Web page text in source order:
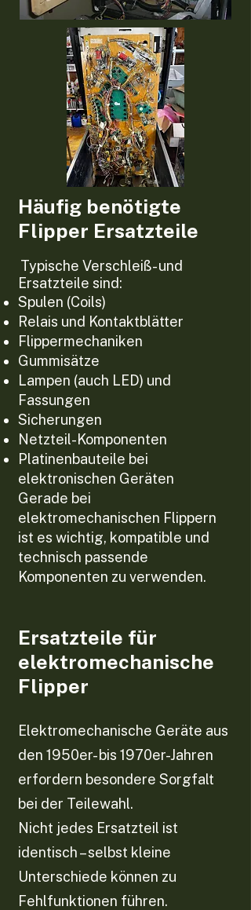
Häufig benötigte
Flipper Ersatzteile
Typische Verschleiß- und
Ersatzteile sind:
Spulen (Coils)
Relais und Kontaktblätter
Flippermechaniken
Gummisätze
Lampen (auch LED) und
Fassungen
Sicherungen
Netzteil-Komponenten
Platinenbauteile bei
elektronischen Geräten
Gerade bei
elektromechanischen Flippern
ist es wichtig, kompatible und
technisch passende
Komponenten zu verwenden.
Ersatzteile für
elektromechanische
Flipper
Elektromechanische Geräte aus
den 1950er- bis 1970er-Jahren
erfordern besondere Sorgfalt
bei der Teilewahl.
Nicht jedes Ersatzteil ist
identisch – selbst kleine
Unterschiede können zu
Fehlfunktionen führen.